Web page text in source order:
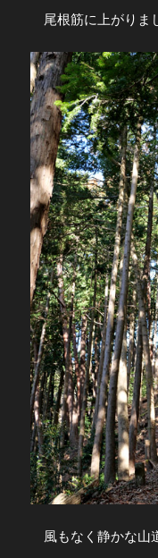
尾根筋に上がりま
風もなく静かな山